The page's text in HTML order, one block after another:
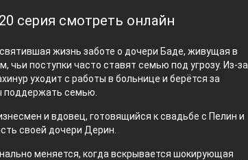
серия смотреть онлайн
жизнь заботе о дочери Баде, живущая в
чьи поступки часто ставят семью под угрозу. Из-за
уходит с работы в больнице и берётся за
поддержать семью.
и вдовец, готовящийся к свадьбе с Пелин и
своей дочери Дерин.
меняется, когда вскрывается шокирующая